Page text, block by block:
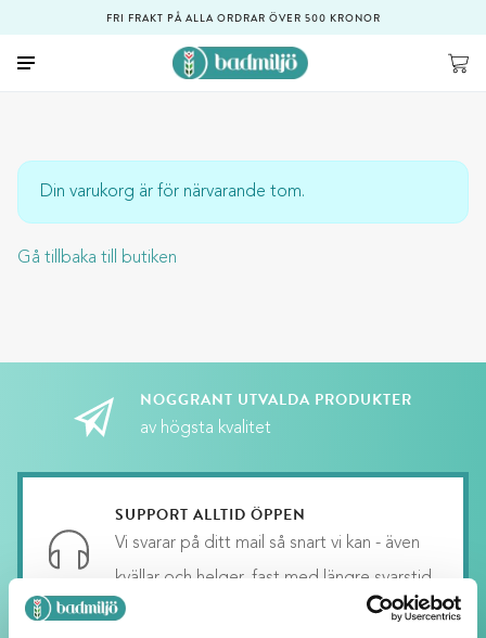
FRI FRAKT PÅ ALLA ORDRAR ÖVER 500 KRONOR
Din varukorg är för närvarande tom.
Gå tillbaka till butiken
NOGGRANT UTVALDA PRODUKTER
av högsta kvalitet
SUPPORT ALLTID ÖPPEN
Vi svarar på ditt mail så snart vi kan - även
kvällar och helger, fast med längre svarstid.